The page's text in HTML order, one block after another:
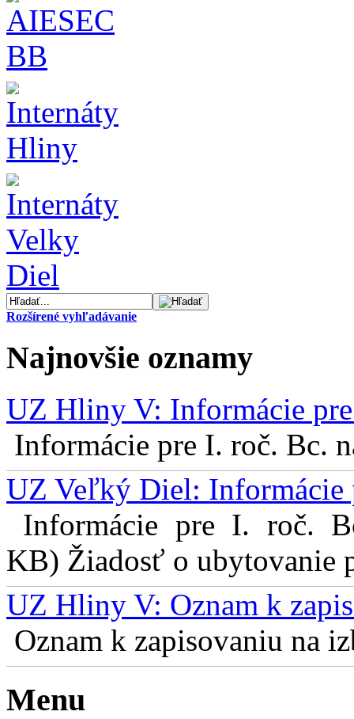
Rozšírené vyhľadávanie
Najnovšie oznamy
UZ Hliny V: Informácie
Informácie pre I. roč. Bc.
UZ Veľký Diel: Informácie
Informácie pre I. roč.
KB) Žiadosť o ubytovanie
UZ Hliny V: Oznam k
Oznam k zapisovaniu na
Menu